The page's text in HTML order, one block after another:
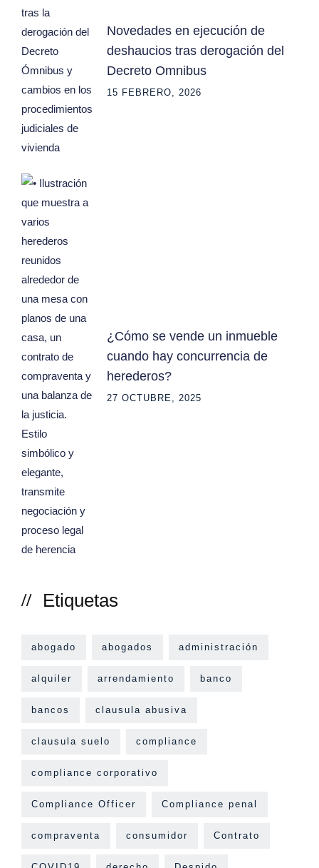
Novedades en ejecución de
deshaucios tras derogación del
Decreto Omnibus
15 FEBRERO, 2026
¿Cómo se vende un inmueble
cuando hay concurrencia de
herederos?
27 OCTUBRE, 2025
Etiquetas
abogado abogados administración
alquiler arrendamiento banco
bancos clausula abusiva
clausula suelo compliance
compliance corporativo
Compliance Officer Compliance penal
compraventa consumidor Contrato